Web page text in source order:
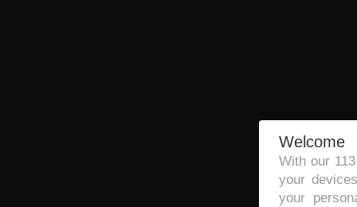
Welcome
With our
your
your